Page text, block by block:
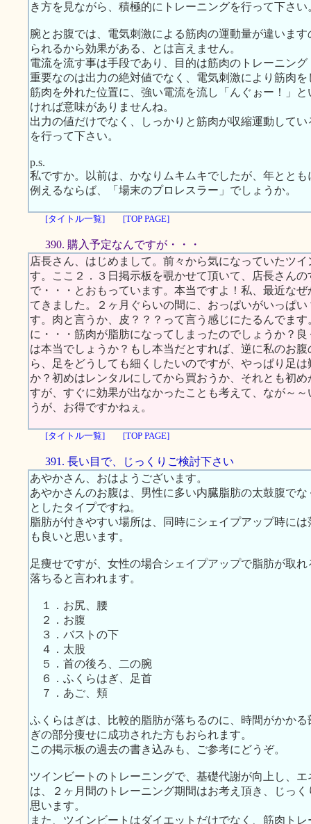
き方を見ながら、積極的にトレーニングを行って下さい
腕とお腹では、電気刺激による筋肉の運動量が違いま
られるから効果がある、とは言えません。
電流を流す事は手段であり、目的は筋肉のトレーニン
重要なのは出力の絶対値でなく、電気刺激により筋肉
筋肉を外れた位置に、強い電流を流し「んぐぉー！」
ければ意味がありませんね。
出力の値だけでなく、しっかりと筋肉が収縮運動して
を行って下さい。
p.s.
私ですか。以前は、かなりムキムキでしたが、年ととも
例えるならば、「場末のプロレスラー」でしょうか。
[タイトル一覧] [TOP PAGE]
390. 購入予定なんですが・・・
店長さん、はじめまして。前々から気になっていたツ
す。ここ２．３日掲示板を覗かせて頂いて、店長さん
で・・・とおもっています。本当ですよ！私、最近な
てきました。２ヶ月ぐらいの間に、おっぱいがいっぱ
す。肉と言うか、皮？？？って言う感じにたるんでま
に・・・筋肉が脂肪になってしまったのでしょうか？
は本当でしょうか？もし本当だとすれば、逆に私のお
ら、足をどうしても細くしたいのですが、やっぱり足
か？初めはレンタルにしてから買おうか、それとも初
すが、すぐに効果が出なかったことも考えて、なが～
うが、お得ですかねぇ。
[タイトル一覧] [TOP PAGE]
391. 長い目で、じっくりご検討下さい
あやかさん、おはようございます。
あやかさんのお腹は、男性に多い内臓脂肪の太鼓腹で
としたタイプですね。
脂肪が付きやすい場所は、同時にシェイプアップ時に
も良いと思います。
足痩せですが、女性の場合シェイプアップで脂肪が取
落ちると言われます。
１．お尻、腰
２．お腹
３．バストの下
４．太股
５．首の後ろ、二の腕
６．ふくらはぎ、足首
７．あご、頬
ふくらはぎは、比較的脂肪が落ちるのに、時間がかか
ぎの部分痩せに成功された方もおられます。
この掲示板の過去の書き込みも、ご参考にどうぞ。
ツインビートのトレーニングで、基礎代謝が向上し、
は、２ヶ月間のトレーニング期間はお考え頂き、じっ
思います。
また、ツインビートはダイエットだけでなく、筋肉ト